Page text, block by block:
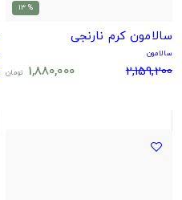
% 13
سالامون کرم نارنجی
سالامون
2,159,200
1,880,000 تومان